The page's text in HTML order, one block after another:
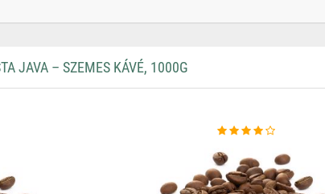
JAVA – SZEMES KÁVÉ, 1000G